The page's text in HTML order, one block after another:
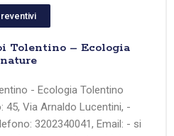
Tolentino – Ecologia
- Ecologia Tolentino
45, Via Arnaldo Lucentini, -
3202340041, Email: - si